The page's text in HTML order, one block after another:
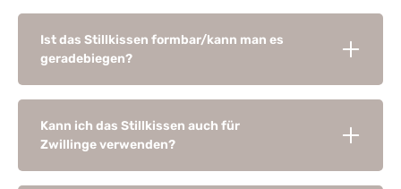
Ist das Stillkissen formbar/kann man es
geradebiegen?
Kann ich das Stillkissen auch für
Zwillinge verwenden?